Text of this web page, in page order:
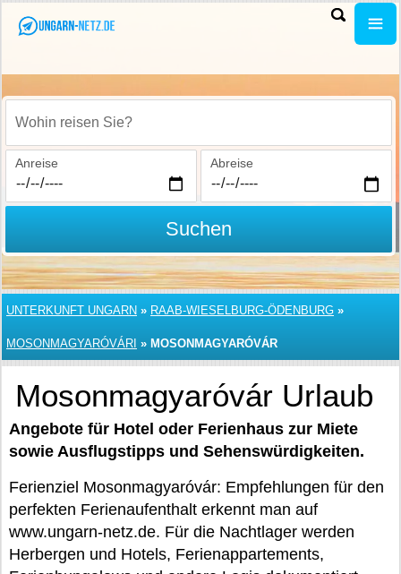
Wohin reisen Sie?
Anreise Abreise
Suchen
UNTERKUNFT UNGARN » RAAB-WIESELBURG-ÖDENBURG »
MOSONMAGYARÓVÁRI » MOSONMAGYARÓVÁR
Mosonmagyaróvár Urlaub
Angebote für Hotel oder Ferienhaus zur Miete
sowie Ausflugstipps und Sehenswürdigkeiten.
Ferienziel Mosonmagyaróvár: Empfehlungen für den
perfekten Ferienaufenthalt erkennt man auf
www.ungarn-netz.de. Für die Nachtlager werden
Herbergen und Hotels, Ferienappartements,